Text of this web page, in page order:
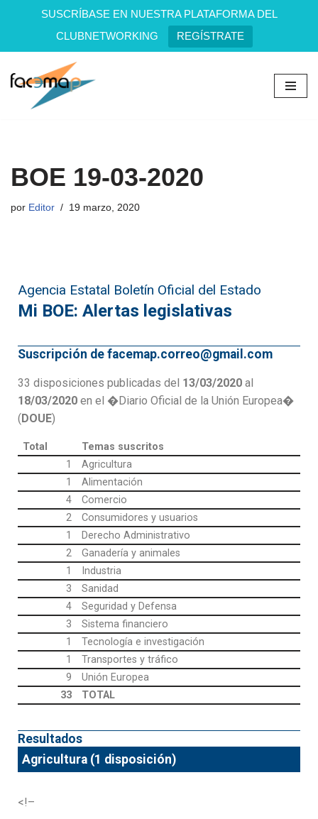
SUSCRÍBASE EN NUESTRA PLATAFORMA DEL
CLUBNETWORKING
REGÍSTRATE
Saltar
BOE 19-03-2020
por Editor 19 marzo, 2020
Agencia Estatal Boletín Oficial del Estado
Mi BOE: Alertas legislativas
Suscripción de facemap.correo@gmail.com
33 disposiciones publicadas del 13/03/2020 al
18/03/2020 en el �Diario Oficial de la Unión Europea�
( DOUE)
Total
Temas suscritos
1
Agricultura
1
Alimentación
4
Comercio
2
Consumidores y usuarios
1
Derecho Administrativo
2
Ganadería y animales
1
Industria
3
Sanidad
4
Seguridad y Defensa
3
Sistema financiero
1
Tecnología e investigación
1
Transportes y tráfico
9
Unión Europea
33
TOTAL
Resultados
Agricultura (1 disposición)
<!–